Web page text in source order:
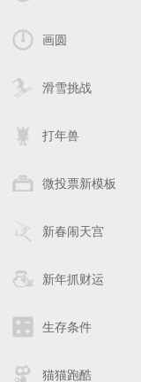
画圆
滑雪挑战
打年兽
微投票新模板
新春闹天宫
新年抓财运
生存条件
猫猫跑酷